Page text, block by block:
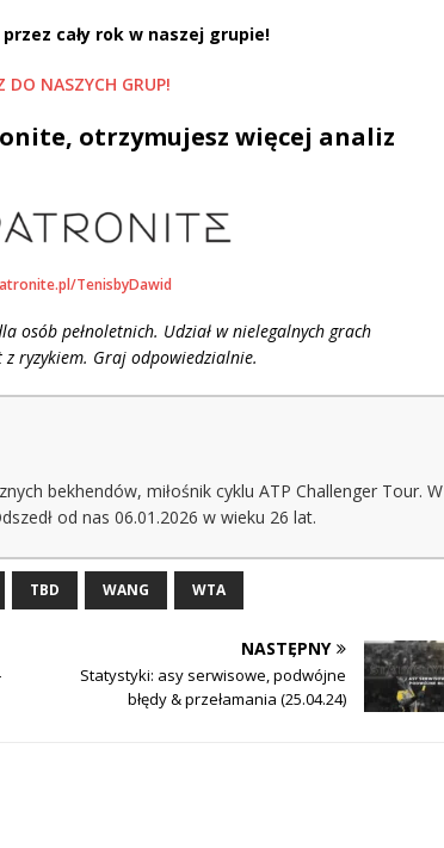
cały rok w naszej grupie!
DO NASZYCH GRUP!
otrzymujesz więcej analiz
TenisbyDawid
osób pełnoletnich. Udział w nielegalnych grach
ryzykiem. Graj odpowiedzialnie.
bekhendów, miłośnik cyklu ATP Challenger Tour. W
od nas 06.01.2026 w wieku 26 lat.
TBD WANG WTA
NASTĘPNY
Statystyki: asy serwisowe, podwójne
błędy & przełamania (25.04.24)